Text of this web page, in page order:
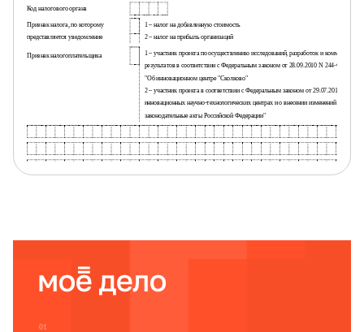
Код налогового органа
Признак налога, по которому
представляется уведомление
1 – налог на добавленную стоимость
2 – налог на прибыль организаций
Признак налогоплательщика
1 – участник проекта по осуществлению исследований, разработок и
результатов в соответствии с Федеральным законом от 28.09.2010 N 244-ФЗ
"Об инновационном центре "Сколково"
2 – участник проекта в соответствии с Федеральным законом от 29.07.2017 N
инновационных научно-технологических центрах и о внесении изменений в
законодательные акты Российской Федерации"
Дата начала использования (продления использования, отказа от
использования) права на освобождение
статус участника проекта, от
01